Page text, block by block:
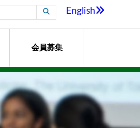
English
会員募集